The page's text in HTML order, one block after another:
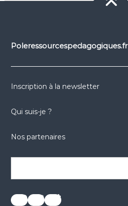
Poleressourcespedagogiques.fr
Inscription à la newsletter
Qui suis-je ?
Nos partenaires
réseaux sociauxréseaux sociauxréseaux sociaux